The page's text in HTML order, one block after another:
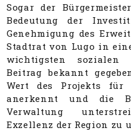
Sogar der
Bedeutung der
Genehmigung des
Stadtrat von Lugo in
wichtigsten sozialen
Beitrag bekannt
Wert des Projekts für
anerkennt und die
Verwaltung
Exzellenz der Region zu